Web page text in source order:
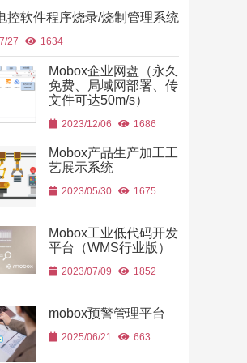
控软件程序烧录/烧制管理系统
27 1634
Mobox企业网盘（永久
免费、局域网部署、传
文件可达50m/s）
2023/12/06 1686
Mobox产品生产加工工
艺展示系统
2023/05/30 1675
Mobox工业低代码开发
平台（WMS行业版）
2023/07/09 1852
mobox预警管理平台
2025/06/21 663